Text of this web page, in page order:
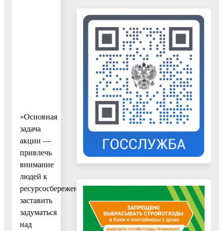
«Основная
задача
акции —
привлечь
внимание
людей к
ресурсосбережению,
заставить
задуматься
над